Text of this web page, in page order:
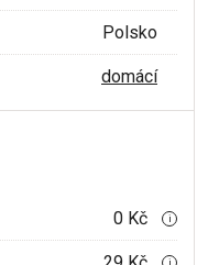
Polsko
domácí
0 Kč i
i